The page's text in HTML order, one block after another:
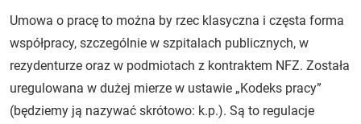
Umowa o pracę to można by rzec klasyczna i częsta forma
współpracy, szczególnie w szpitalach publicznych, w
rezydenturze oraz w podmiotach z kontraktem NFZ. Została
uregulowana w dużej mierze w ustawie „Kodeks pracy”
(będziemy ją nazywać skrótowo: k.p.). Są to regulacje